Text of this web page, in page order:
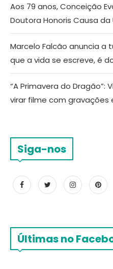
Aos 79 anos, Conceição
Doutora Honoris Causa da
Marcelo Falcão anuncia a
que a vida se escreve, é
“A Primavera do Dragão”:
virar filme com gravações
Siga-nos
Últimas no